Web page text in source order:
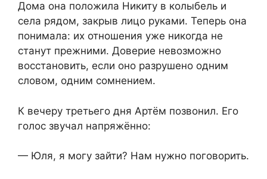
Дома она положила Никиту в колыбель и
села рядом, закрыв лицо руками. Теперь она
понимала: их отношения уже никогда не
станут прежними. Доверие невозможно
восстановить, если оно разрушено одним
словом, одним сомнением.
К вечеру третьего дня Артём позвонил. Его
голос звучал напряжённо:
— Юля, я могу зайти? Нам нужно поговорить.